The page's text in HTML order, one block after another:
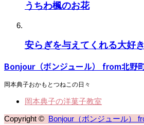
うちわ楓のお花
安らぎを与えてくれる大好
Bonjour（ボンジュール） from北野
岡本典子おかもとつねこの日々
岡本典子の洋菓子教室
Copyright © Bonjour（ボンジュール）